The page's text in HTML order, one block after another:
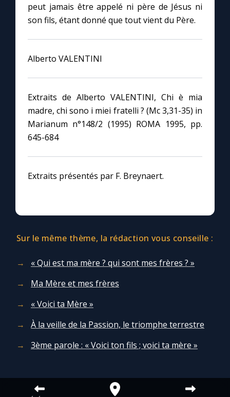
peut jamais être appelé ni père de Jésus ni
son fils, étant donné que tout vient du Père.
Alberto VALENTINI
Extraits de Alberto VALENTINI, Chi è mia
madre, chi sono i miei fratelli ? (Mc 3,31-35) in
Marianum n°148/2 (1995) ROMA 1995, pp.
645-684
Extraits présentés par F. Breynaert.
Sur le même thème, la rédaction vous conseille :
« Qui est ma mère ? qui sont mes frères ? »
Ma Mère et mes frères
« Voici ta Mère »
À la veille de la Passion, le triomphe terrestre
3ème parole : « Voici ton fils ; voici ta mère »